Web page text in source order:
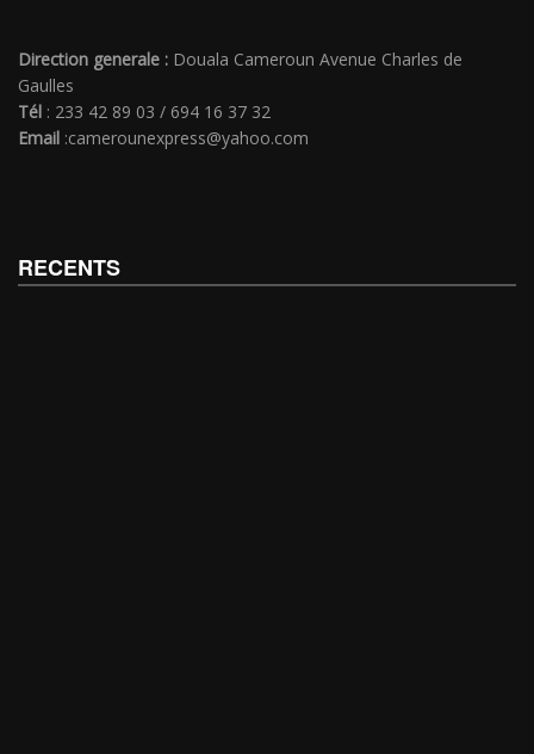
Direction generale : Douala Cameroun Avenue Charles de
Gaulles
Tél : 233 42 89 03 / 694 16 37 32
Email :camerounexpress@yahoo.com
RECENTS